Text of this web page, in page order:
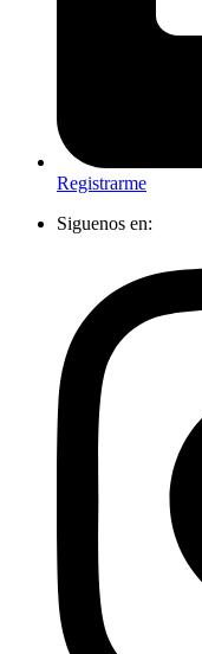
Registrarme
Siguenos en: